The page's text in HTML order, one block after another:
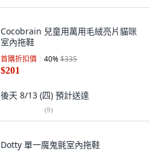
Cocobrain 兒童用萬用毛絨亮片貓咪
室內拖鞋
首購折扣價 40%$335
$201
後天 8/13 (四) 預計送達
(9)
Dotty 單一魔鬼氈室內拖鞋